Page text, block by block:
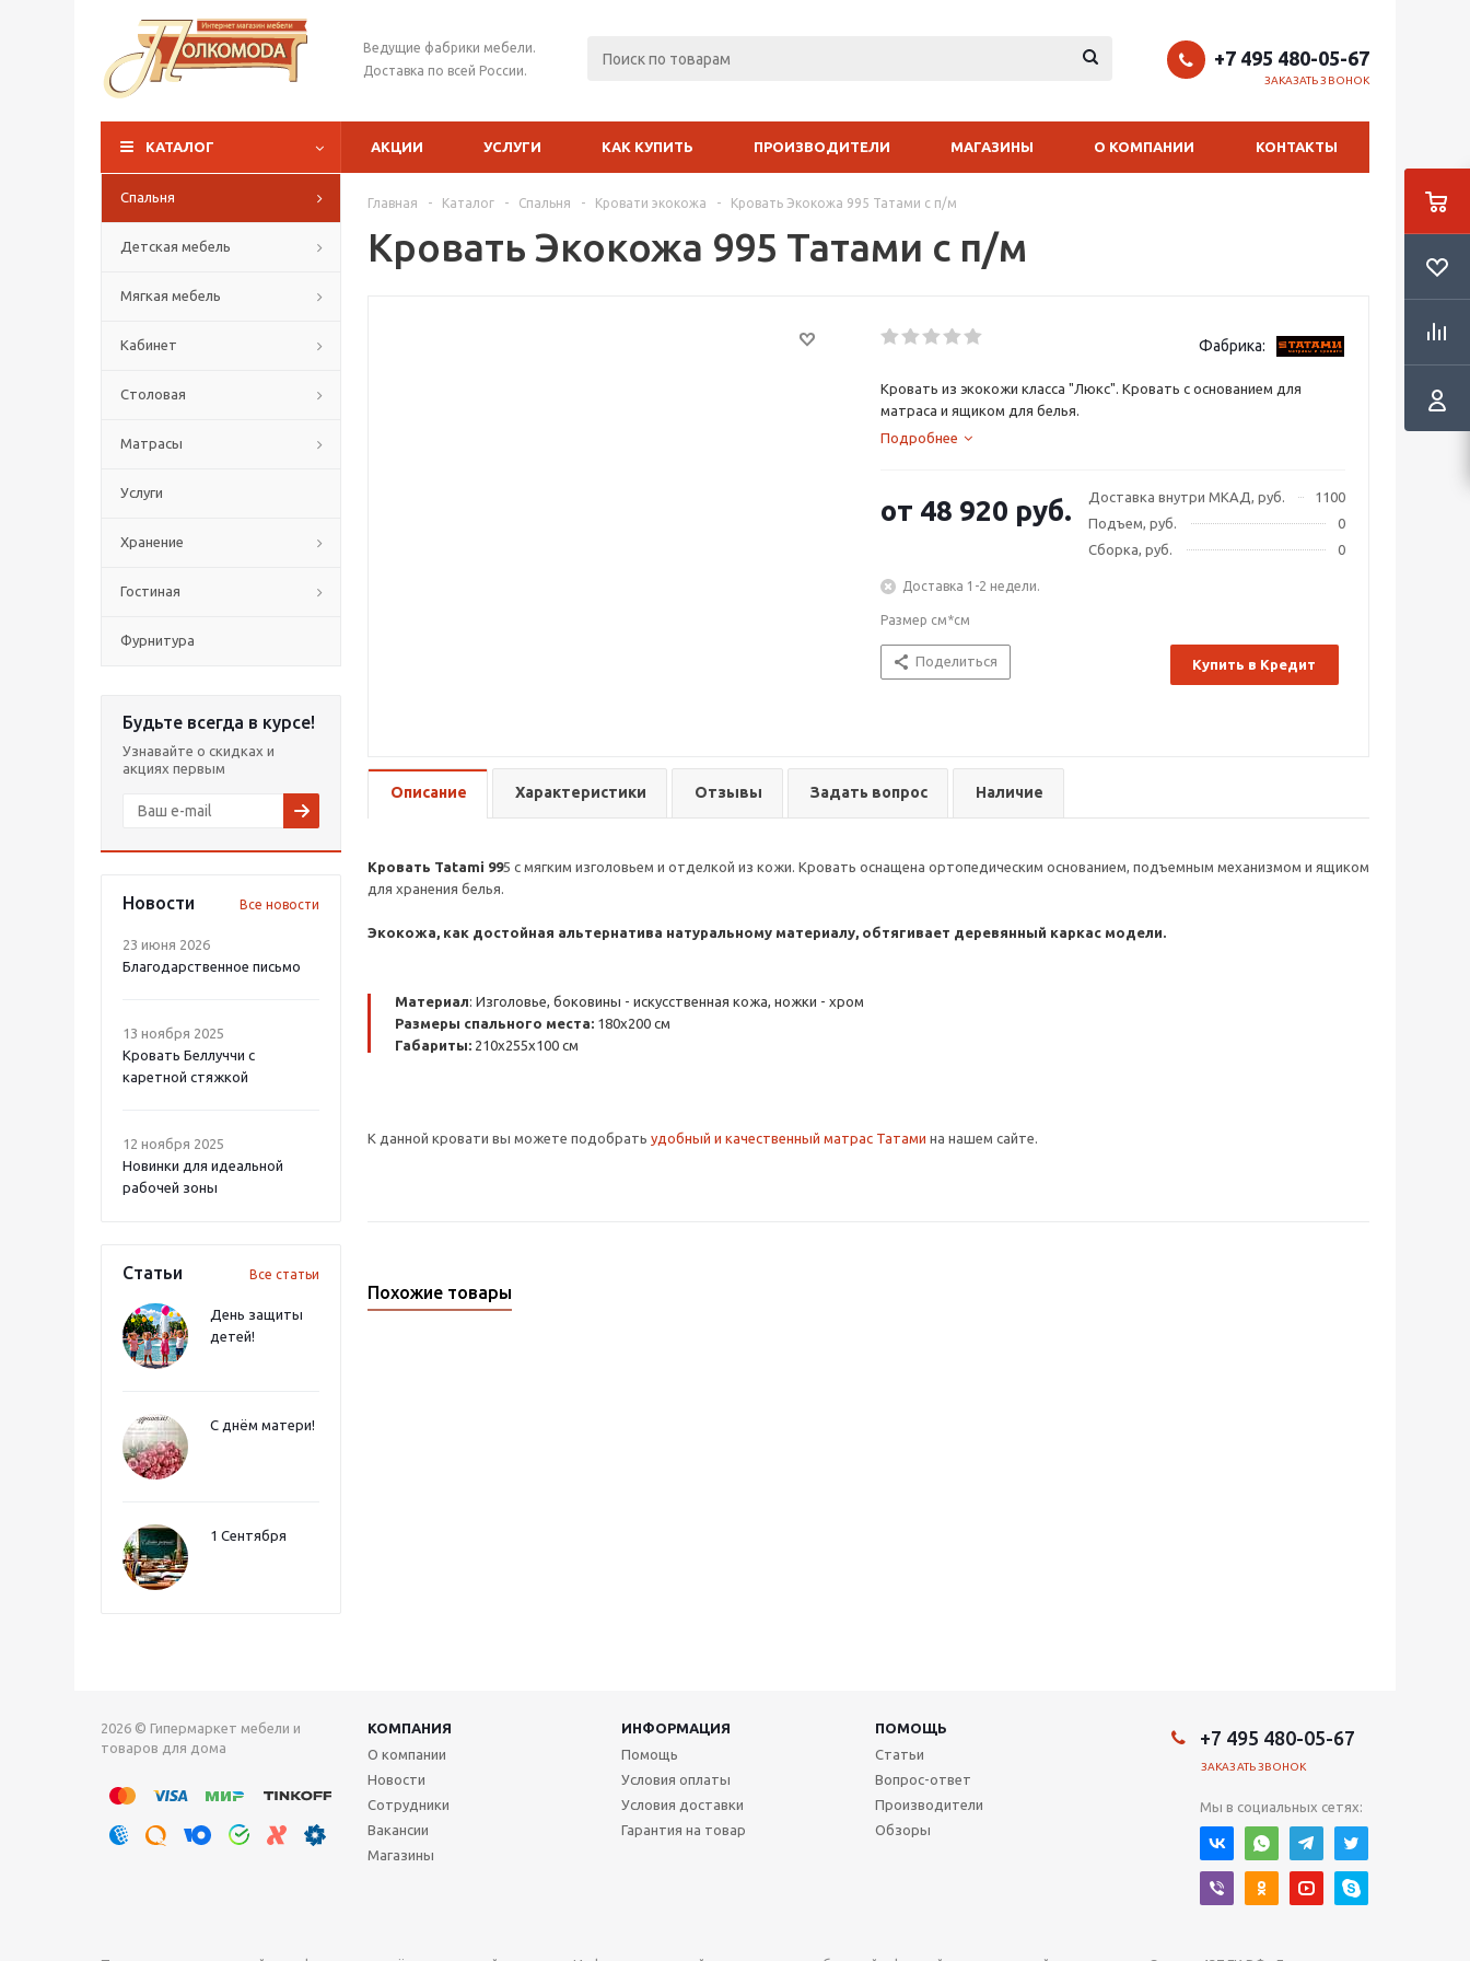
Ведущие фабрики мебели.
Доставка по всей России.
+7 495 480-05-67
ЗАКАЗАТЬ ЗВОНОК
КАТАЛОГ АКЦИИ УСЛУГИ КАК КУПИТЬ ПРОИЗВОДИТЕЛИ МАГАЗИНЫ О КОМПАНИИ КОНТАКТЫ
Спальня
Детская мебель
Мягкая мебель
Кабинет
Столовая
Матрасы
Услуги
Хранение
Гостиная
Фурнитура
Будьте всегда в курсе!
Узнавайте о скидках и
акциях первым
Новости Все новости
23 июня 2026
Благодарственное письмо
13 ноября 2025
Кровать Беллуччи с
каретной стяжкой
12 ноября 2025
Новинки для идеальной
рабочей зоны
Статьи Все статьи
День защиты
детей!
С днём матери!
1 Сентября
Главная - Каталог - Спальня - Кровати экокожа - Кровать Экокожа 995 Татами с п/м
Кровать Экокожа 995 Татами с п/м
Фабрика:
Кровать из экокожи класса "Люкс". Кровать с основанием для
матраса и ящиком для белья.
Подробнее
Доставка внутри МКАД, руб.
1100
Подъем, руб.
0
Сборка, руб.
0
от 48 920 руб.
Доставка 1-2 недели.
Размер см*см
Поделиться Купить в Кредит
Описание Характеристики Отзывы Задать вопрос Наличие
Кровать Tatami 995 с мягким изголовьем и отделкой из кожи. Кровать оснащена ортопедическим основанием, подъемным механизмом и ящиком
для хранения белья.
Экокожа, как достойная альтернатива натуральному материалу, обтягивает деревянный каркас модели.
Материал: Изголовье, боковины - искусственная кожа, ножки - хром
Размеры спального места: 180х200 см
Габариты: 210х255x100 см
К данной кровати вы можете подобрать удобный и качественный матрас Татами на нашем сайте.
Похожие товары
2026 © Гипермаркет мебели и
товаров для дома
КОМПАНИЯ ИНФОРМАЦИЯ
ПОМОЩЬ
О компании
Новости
Сотрудники
Вакансии
Магазины
Помощь
Условия оплаты
Условия доставки
Гарантия на товар
Статьи
Вопрос-ответ
Производители
Обзоры
+7 495 480-05-67
ЗАКАЗАТЬ ЗВОНОК
Мы в социальных сетях: